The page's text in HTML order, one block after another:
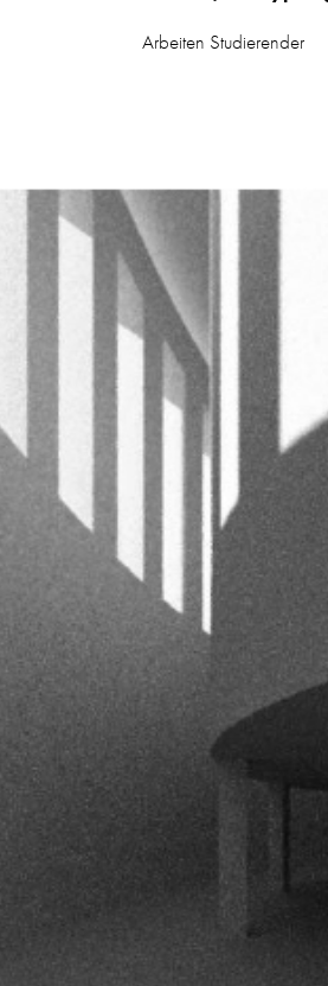
Arbeiten Studierender